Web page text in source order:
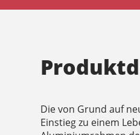
Die von Grund auf
Einstieg zu einem